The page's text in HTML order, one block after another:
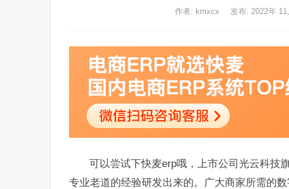
作者: kmxcx 发布: 2022年 11
可以尝试下快麦erp哦，上市公司光云科技
专业老道的经验研发出来的。广大商家所需的